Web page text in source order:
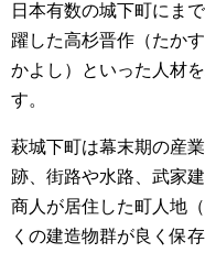
日本有数の城下町にま
躍した高杉晋作（たか
かよし）といった人材
す。
萩城下町は幕末期の産
跡、街路や水路、武家
商人が居住した町人地
くの建造物群が良く保